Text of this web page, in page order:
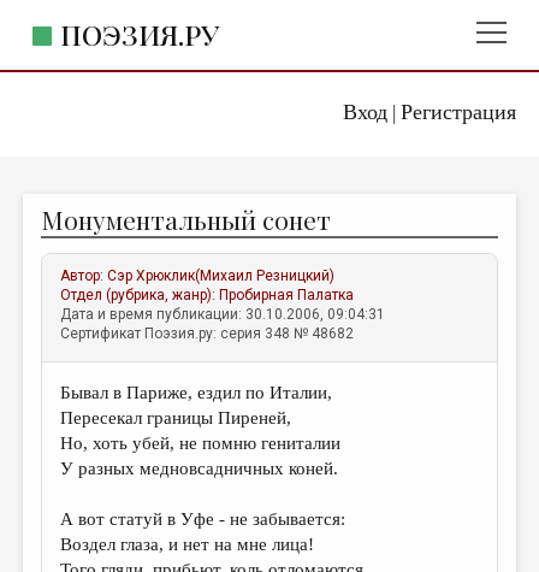
Вход| Регистрация
ПОЭЗИЯ.РУ
ЖАНРЫ
АВТОРЫ
КОММЕНТАРИИ
ЛИТСАЛОН
НОВОСТИ
ПРАВИЛА САЙТА
ИЗБРАННОЕ
Монументальный сонет
Автор:Сэр Хрюклик(Михаил Резницкий)
Отдел (рубрика, жанр): Пробирная Палатка
Дата и время публикации: 30.10.2006, 09:04:31
Сертификат Поэзия.ру: серия 348 № 48682
Бывал в Париже, ездил по Италии,
Пересекал границы Пиреней,
Но, хоть убей, не помню гениталии
У разных медновсадничных коней.
А вот статуй в Уфе - не забывается:
Воздел глаза, и нет на мне лица!